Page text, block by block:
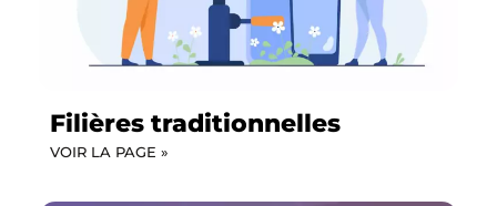
Filières traditionnelles
VOIR LA PAGE »